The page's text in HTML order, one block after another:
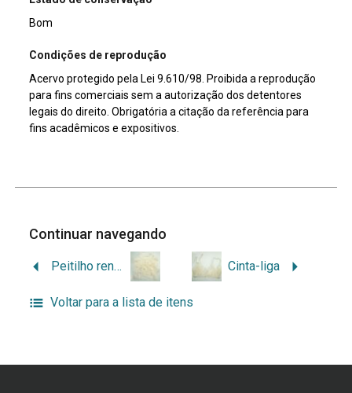
Bom
Condições de reprodução
Acervo protegido pela Lei 9.610/98. Proibida a reprodução
para fins comerciais sem a autorização dos detentores
legais do direito. Obrigatória a citação da referência para
fins acadêmicos e expositivos.
Continuar navegando
Peitilho rendado Cinta-liga
Voltar para a lista de itens